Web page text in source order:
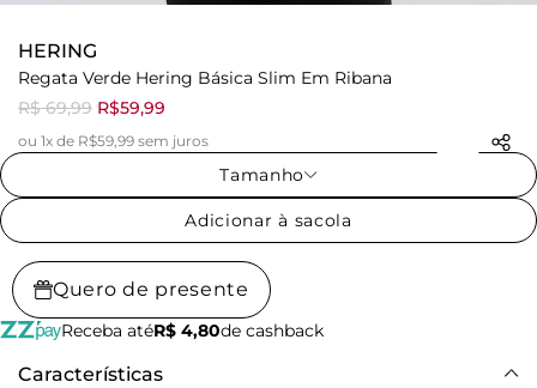
HERING
Regata Verde Hering Básica Slim Em Ribana
R$ 69,99 R$59,99
ou 1x de R$59,99 sem juros
Tamanho
Adicionar à sacola
Quero de presente
Receba atéR$ 4,80de cashback
Características